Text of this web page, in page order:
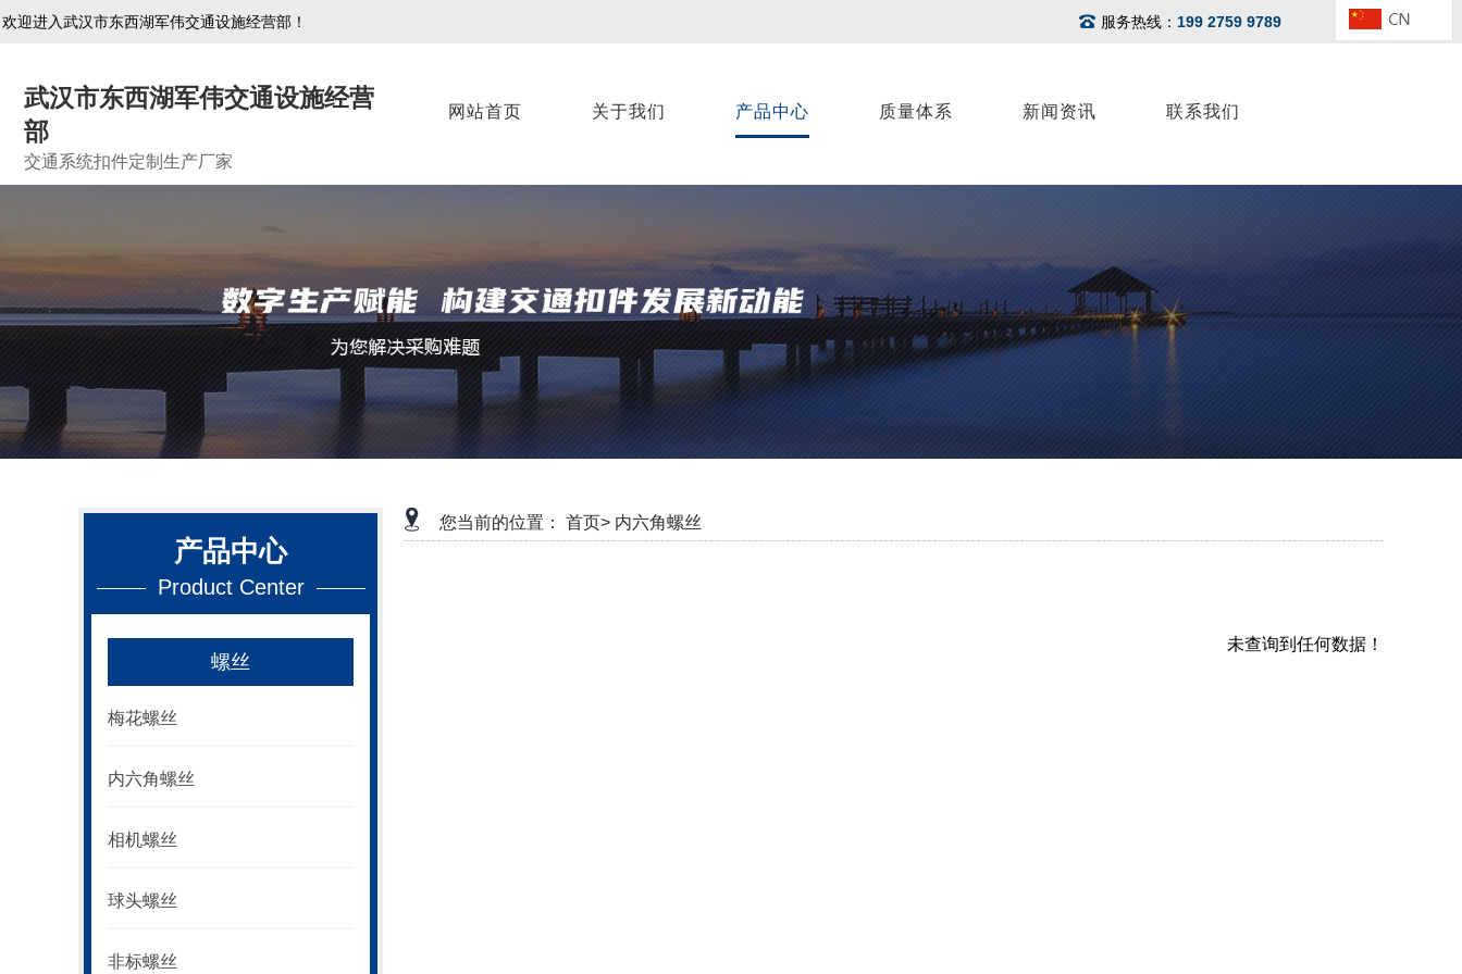
欢迎进入武汉市东西湖军伟交通设施经营部！ 服务热线： 199 2759 9789
武汉市东西湖军伟交通设施经营
部
交通系统扣件定制生产厂家
网站首页 关于我们 产品中心 质量体系 新闻资讯 联系我们
产品中心
Product Center
螺丝
梅花螺丝
内六角螺丝
相机螺丝
球头螺丝
非标螺丝
您当前的位置： 首页> 内六角螺丝
未查询到任何数据！